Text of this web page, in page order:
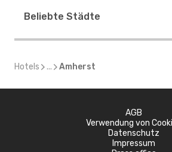
Beliebte Städte
Hotels ... Amherst
AGB
Verwendung von
Datenschutz
Impressum